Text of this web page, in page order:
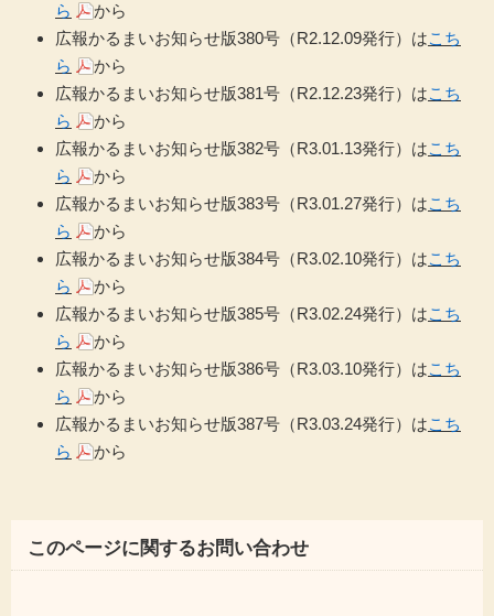
ら
から
広報かるまいお知らせ版380号（R2.12.09発行）はこち
ら
から
広報かるまいお知らせ版381号（R2.12.23発行）はこち
ら
から
広報かるまいお知らせ版382号（R3.01.13発行）はこち
ら
から
広報かるまいお知らせ版383号（R3.01.27発行）はこち
ら
から
広報かるまいお知らせ版384号（R3.02.10発行）はこち
ら
から
広報かるまいお知らせ版385号（R3.02.24発行）はこち
ら
から
広報かるまいお知らせ版386号（R3.03.10発行）はこち
ら
から
広報かるまいお知らせ版387号（R3.03.24発行）はこち
ら
から
このページに関するお問い合わせ